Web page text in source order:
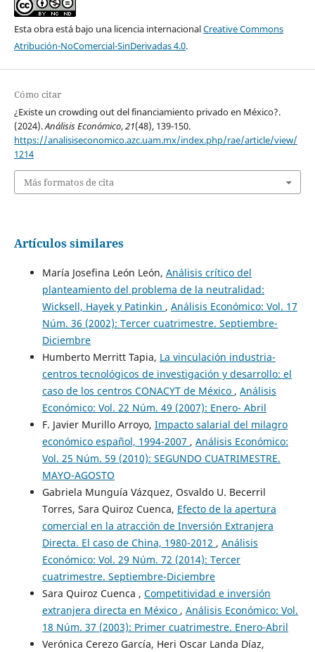
Esta obra está bajo una licencia internacionalCreative Commons
Atribución-NoComercial-SinDerivadas 4.0.
Cómo citar
¿Existe un crowding out del financiamiento privado en México?.
(2024).Análisis Económico,21(48), 139-150.
https://analisiseconomico.azc.uam.mx/index.php/rae/article/view/
1214
Más formatos de cita
Artículos similares
María Josefina León León, Análisis crítico del
planteamiento del problema de la neutralidad:
Wicksell, Hayek y Patinkin , Análisis Económico: Vol. 17
Núm. 36 (2002): Tercer cuatrimestre. Septiembre-
Diciembre
Humberto Merritt Tapia, La vinculación industria-
centros tecnológicos de investigación y desarrollo: el
caso de los centros CONACYT de México , Análisis
Económico: Vol. 22 Núm. 49 (2007): Enero- Abril
F. Javier Murillo Arroyo, Impacto salarial del milagro
económico español, 1994-2007 , Análisis Económico:
Vol. 25 Núm. 59 (2010): SEGUNDO CUATRIMESTRE.
MAYO-AGOSTO
Gabriela Munguía Vázquez, Osvaldo U. Becerril
Torres, Sara Quiroz Cuenca, Efecto de la apertura
comercial en la atracción de Inversión Extranjera
Directa. El caso de China, 1980-2012 , Análisis
Económico: Vol. 29 Núm. 72 (2014): Tercer
cuatrimestre. Septiembre-Diciembre
Sara Quiroz Cuenca , Competitividad e inversión
extranjera directa en México , Análisis Económico: Vol.
18 Núm. 37 (2003): Primer cuatrimestre. Enero-Abril
Verónica Cerezo García, Heri Oscar Landa Díaz,